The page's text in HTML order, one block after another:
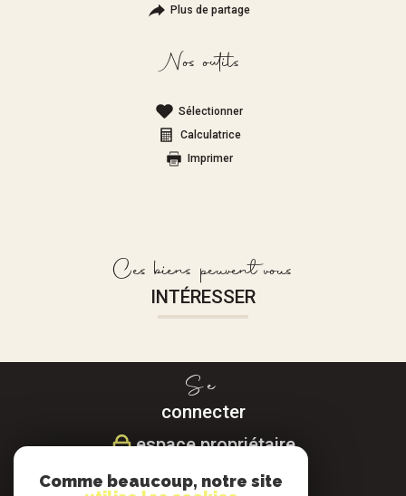
Plus de partage
Nos outils
Sélectionner
Calculatrice
Imprimer
Ces biens peuvent vous
INTÉRESSER
Se
connecter
espace propriétaire
Comme beaucoup, notre site